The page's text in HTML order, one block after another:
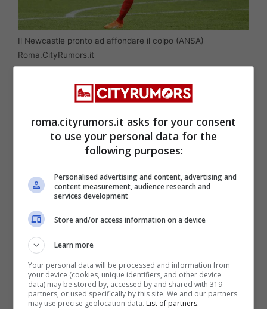
Il Newcastle pronto ad affondare il colpo (ANSA)
Roma.CityRumors.it
Tuttavia, l’operazione dipenderà molto dal
destino europeo della Roma: se il club
giallorosso non dovesse centrare la
qualificazione alle competizioni europee, la
probabile per motivi finanziari, con la Roma
che potrebbe decidere di accettare l’offerta
per rinforzare il proprio bilancio.
Il futuro di N’Dicka appare incerto, ma la sua
evoluzione continua ad essere osservata da
vari top club, tra cui anche Arsenal e
roma.cityrumors.it asks for your consent
to use your personal data for the
following purposes:
Personalised advertising and content, advertising and
content measurement, audience research and
services development
Store and/or access information on a device
Learn more
Your personal data will be processed and information from
your device (cookies, unique identifiers, and other device
data) may be stored by, accessed by and shared with 319
partners, or used specifically by this site. We and our partners
may use precise geolocation data. List of partners.